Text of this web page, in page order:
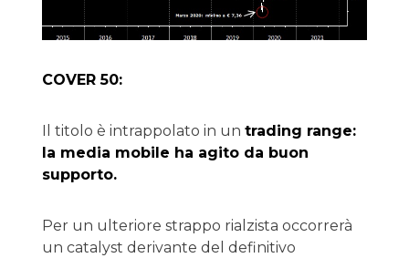
COVER 50:
Il titolo è intrappolato in un trading range:
la media mobile ha agito da buon
supporto.
Per un ulteriore strappo rialzista occorrerà
un catalyst derivante del definitivo